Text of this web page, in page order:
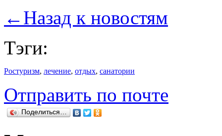
← Назад к новостям
Тэги:
Ростуризм, лечение, отдых, санатории
Отправить по почте
Поделиться…